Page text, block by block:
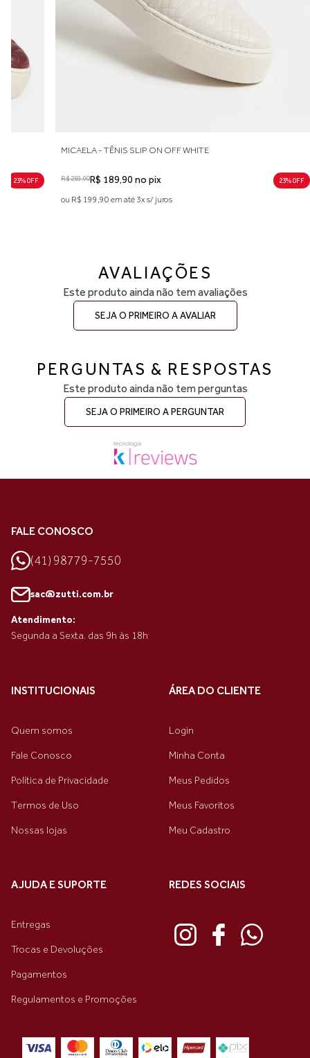
23% 0FF
MICAELA - TÊNIS SLIP ON OFF WHITE
R$ 259,90R$ 189,90 no pix 23% 0FF
ou R$ 199,90 em até 3x s/ juros
AVALIAÇÕES
Este produto ainda não tem avaliações
SEJA O PRIMEIRO A AVALIAR
PERGUNTAS & RESPOSTAS
Este produto ainda não tem perguntas
SEJA O PRIMEIRO A PERGUNTAR
FALE CONOSCO
(41) 98779-7550
sac@zutti.com.br
Atendimento:
Segunda a Sexta. das 9h às 18h
INSTITUCIONAIS
Quem somos
Fale Conosco
Política de Privacidade
Termos de Uso
Nossas lojas
ÁREA DO CLIENTE
Login
Minha Conta
Meus Pedidos
Meus Favoritos
Meu Cadastro
AJUDA E SUPORTE
Entregas
Trocas e Devoluções
Pagamentos
Regulamentos e Promoções
REDES SOCIAIS